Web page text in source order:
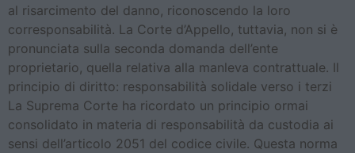
al risarcimento del danno, riconoscendo la loro
corresponsabilità. La Corte d’Appello, tuttavia, non si è
pronunciata sulla seconda domanda dell’ente
proprietario, quella relativa alla manleva contrattuale. Il
principio di diritto: responsabilità solidale verso i terzi
La Suprema Corte ha ricordato un principio ormai
consolidato in materia di responsabilità da custodia ai
sensi dell’articolo 2051 del codice civile. Questa norma